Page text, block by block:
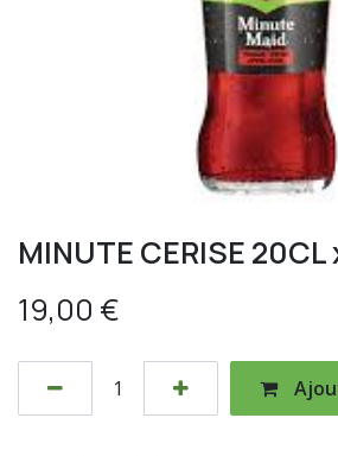
MINUTE CERISE 20CL
19,00 €